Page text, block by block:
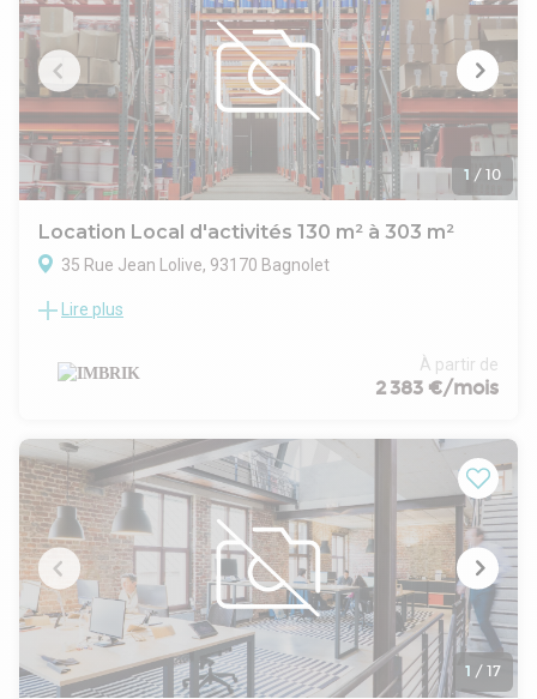
Date (dernière mise à jour) : 2026-08-03
Bail : Commercial 3 6 9
Honoraires / Location: 20 % HT du loyer annuel de référence
HT HC À la charge du preneur
1 / 10
Location Local d'activités 130 m² à 303 m²
35 Rue Jean Lolive, 93170 Bagnolet
Un projet clé en main pour les professionnels
d’activité neuves, conçues pour répondre aux besoins des
artisans, petites entreprises de production, logistique, SAV
Caractéristiques du programme
31 cellules de 129 à 173 m² (RDC + étage)
62 places de stationnement extérieur sécurisées
Aménagements paysagers et espaces de convivialité
Local services généraux et zone dédiée aux conteneurs à
déchets
Surface foncière totale : 7 136 m²
Points forts des locaux
Structure moderne : charpente métallique, bardage double
peau, isolation RT 2012
Lire plus
À partir de
2 383 €/mois
1 / 17